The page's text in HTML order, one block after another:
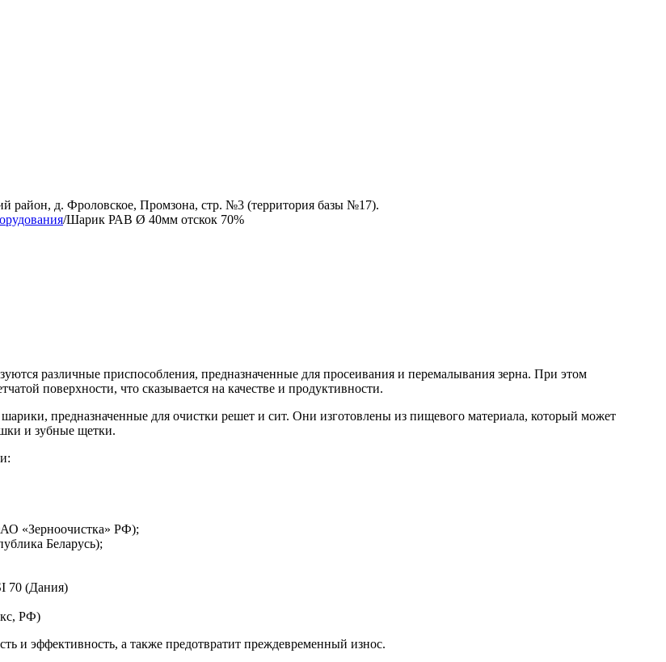
район, д. Фроловское, Промзона, стр. №3 (территория базы №17).
/Шарик РАВ Ø 40мм отскок 70%
различные приспособления, предназначенные для просеивания и перемалывания зерна. При этом
поверхности, что сказывается на качестве и продуктивности.
предназначенные для очистки решет и сит. Они изготовлены из пищевого материала, который может
и зубные щетки.
«Зерноочистка» РФ);
Беларусь);
70 (Дания)
РФ)
и эффективность, а также предотвратит преждевременный износ.